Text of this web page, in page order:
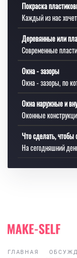
Покраска
Каждый из нас
Деревянные или
Современные
Окна - зазоры
Окна - зазоры, по
Окна наружные и
Оконные
Что сделать, чтобы
На сегодняшний
ГЛАВНАЯ